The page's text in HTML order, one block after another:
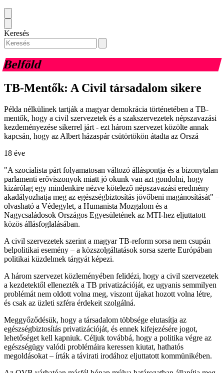
Keresés
Belföld
TB-Mentők: A Civil társadalom sikere
Példa nélkülinek tartják a magyar demokrácia történetében a TB-
mentők, hogy a civil szervezetek és a szakszervezetek népszavazási
kezdeményezése sikerrel járt - ezt három szervezet közölte annak
kapcsán, hogy az Albert házaspár csütörtökön átadta az Orszá
18 éve
"A szocialista párt folyamatosan változó álláspontja és a bizonytalan
parlamenti erőviszonyok miatt jó okunk van azt gondolni, hogy
kizárólag egy mindenkire nézve kötelező népszavazási eredmény
akadályozhatja meg az egészségbiztosítás jövőbeni magánosítását" –
olvasható a Védegylet, a Humanista Mozgalom és a
Nagycsaládosok Országos Egyesületének az MTI-hez eljuttatott
közös állásfoglalásában.
A civil szervezetek szerint a magyar TB-reform sorsa nem csupán
belpolitikai esemény – a közszolgáltatások sorsa szerte Európában
politikai küzdelmek tárgyát képezi.
A három szervezet közleményében felidézi, hogy a civil szervezetek
a kezdetektől ellenezték a TB privatizációját, ez ugyanis semmilyen
problémát nem oldott volna meg, viszont újakat hozott volna létre,
és csak az üzleti szféra érdekeit szolgálná.
Meggyőződésük, hogy a társadalom többsége elutasítja az
egészségbiztosítás privatizációját, és ennek kifejezésére jogot,
lehetőséget kell kapniuk. Céljuk továbbá, hogy a politika végre az
egészségügy valódi problémáira keressen kiutat, hathatós
megoldásokat – írták a távirati irodához eljuttatott kommünikében.